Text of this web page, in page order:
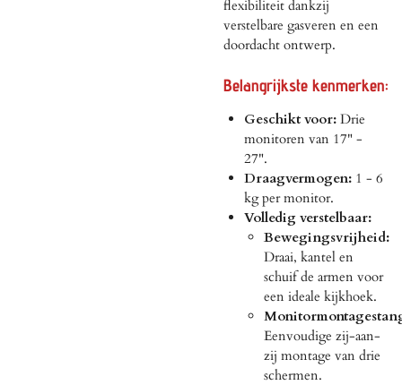
flexibiliteit dankzij
verstelbare gasveren en een
doordacht ontwerp.
Belangrijkste kenmerken:
Geschikt voor:Drie
monitoren van 17" -
27".
Draagvermogen:1 - 6
kg per monitor.
Volledig verstelbaar:
Bewegingsvrijheid:
Draai, kantel en
schuif de armen voor
een ideale kijkhoek.
Eenvoudige zij-aan-
zij montage van drie
schermen.